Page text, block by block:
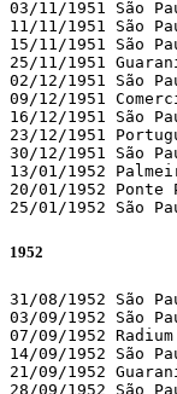
03/11/1951 São
11/11/1951 São
15/11/1951 São
25/11/1951
02/12/1951 São
09/12/1951
16/12/1951 São
23/12/1951
30/12/1951 São
13/01/1952
20/01/1952 Ponte
25/01/1952 São
1952
31/08/1952 São
03/09/1952 São
07/09/1952
14/09/1952 São
21/09/1952
28/09/1952 São